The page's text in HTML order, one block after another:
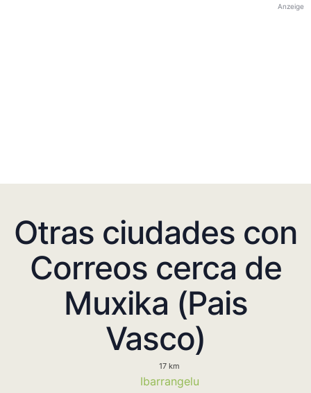
Anzeige
Otras ciudades con
Correos cerca de
Muxika (Pais
Vasco)
17 km
Ibarrangelu